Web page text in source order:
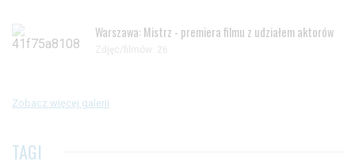
Warszawa: Mistrz - premiera filmu z udziałem aktorów
Zdjęc/filmów: 26
Zobacz więcej galerii
TAGI